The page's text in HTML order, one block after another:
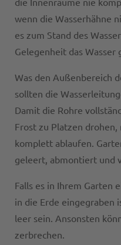
die Innenräume nie
wenn die Wasserhähne
es zum Stand des
Gelegenheit das Wasser
Was den Außenbereich
sollten die
Damit die Rohre
Frost zu Platzen drohen,
komplett ablaufen.
geleert, abmontiert und
Falls es in Ihrem Garten
in die Erde eingegraben
leer sein. Ansonsten
zerbrechen.